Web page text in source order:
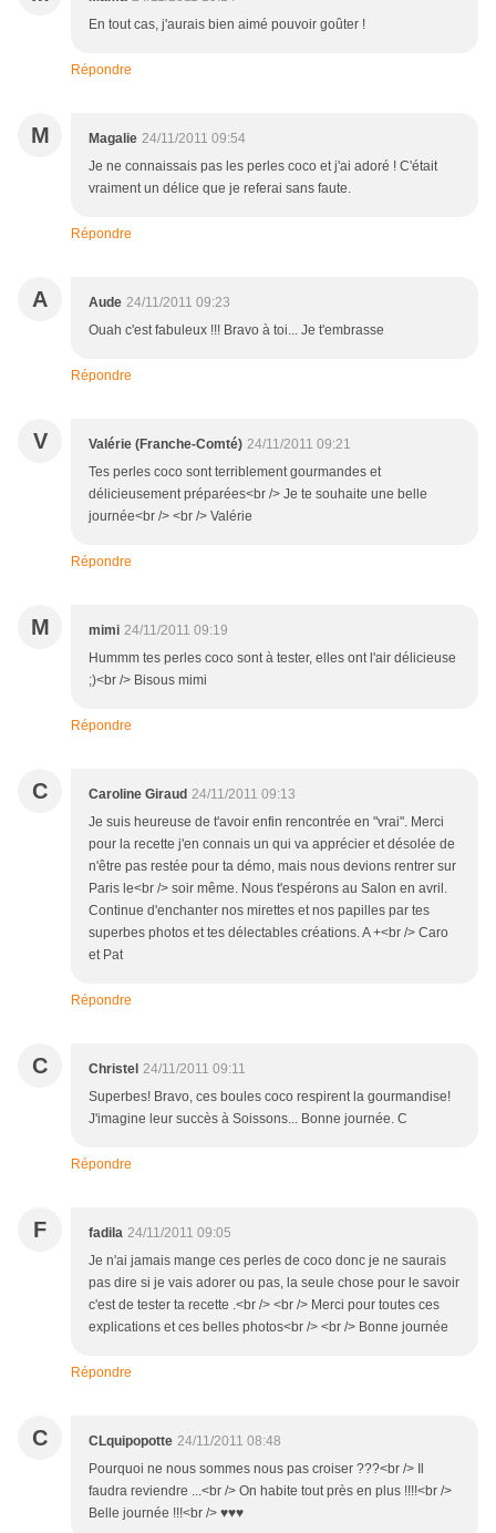
En tout cas, j'aurais bien aimé pouvoir goûter !
Répondre
M Magalie 24/11/2011 09:54
Je ne connaissais pas les perles coco et j'ai adoré ! C'était
vraiment un délice que je referai sans faute.
Répondre
A Aude 24/11/2011 09:23
Ouah c'est fabuleux !!! Bravo à toi... Je t'embrasse
Répondre
V Valérie (Franche-Comté) 24/11/2011 09:21
Tes perles coco sont terriblement gourmandes et
délicieusement préparées<br /> Je te souhaite une belle
journée<br /> <br /> Valérie
Répondre
M mimi 24/11/2011 09:19
Hummm tes perles coco sont à tester, elles ont l'air délicieuse
;)<br /> Bisous mimi
Répondre
C Caroline Giraud 24/11/2011 09:13
Je suis heureuse de t'avoir enfin rencontrée en "vrai". Merci
pour la recette j'en connais un qui va apprécier et désolée de
n'être pas restée pour ta démo, mais nous devions rentrer sur
Paris le<br /> soir même. Nous t'espérons au Salon en avril.
Continue d'enchanter nos mirettes et nos papilles par tes
superbes photos et tes délectables créations. A +<br /> Caro
et Pat
Répondre
C Christel 24/11/2011 09:11
Superbes! Bravo, ces boules coco respirent la gourmandise!
J'imagine leur succès à Soissons... Bonne journée. C
Répondre
F fadila 24/11/2011 09:05
Je n'ai jamais mange ces perles de coco donc je ne saurais
pas dire si je vais adorer ou pas, la seule chose pour le savoir
c'est de tester ta recette .<br /> <br /> Merci pour toutes ces
explications et ces belles photos<br /> <br /> Bonne journée
Répondre
C CLquipopotte 24/11/2011 08:48
Pourquoi ne nous sommes nous pas croiser ???<br /> Il
faudra reviendre ...<br /> On habite tout près en plus !!!!<br />
Belle journée !!!<br /> ♥♥♥